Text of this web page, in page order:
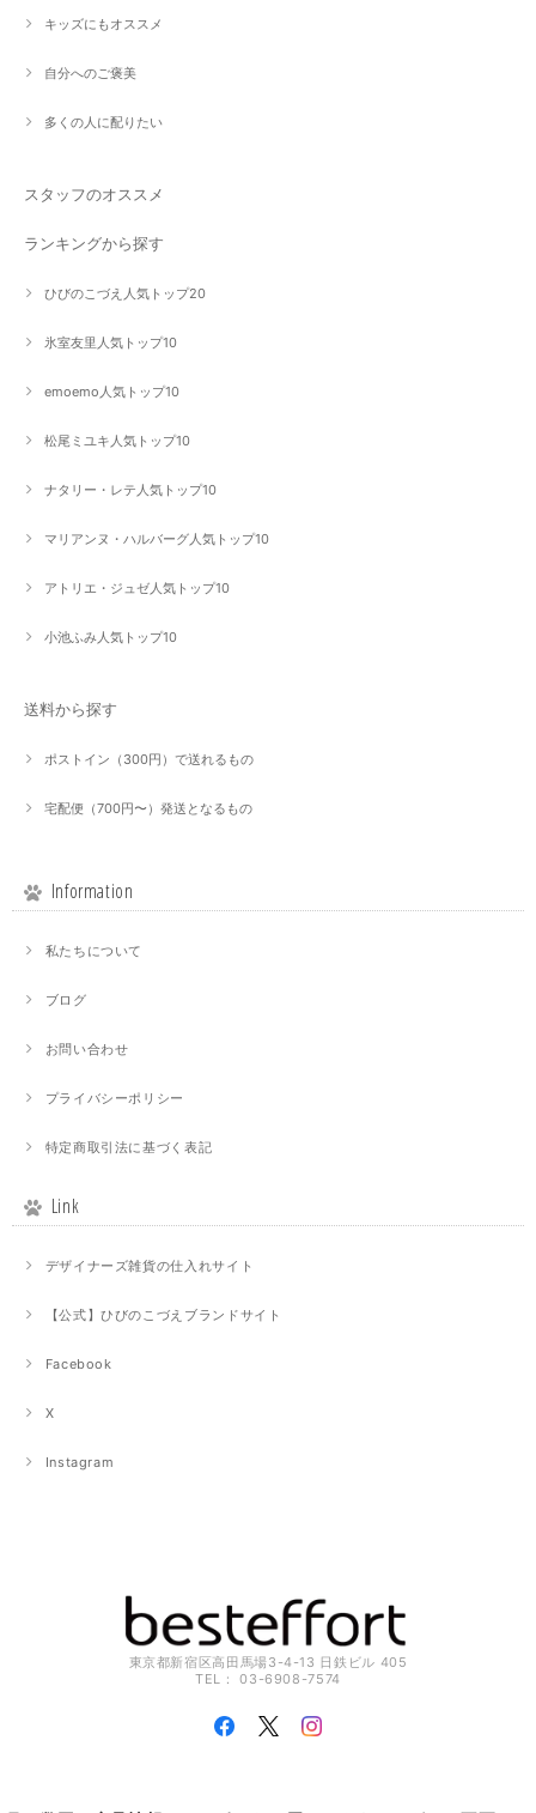
キッズにもオススメ
自分へのご褒美
多くの人に配りたい
スタッフのオススメ
ランキングから探す
ひびのこづえ人気トップ20
氷室友里人気トップ10
emoemo人気トップ10
松尾ミユキ人気トップ10
ナタリー・レテ人気トップ10
マリアンヌ・ハルバーグ人気トップ10
アトリエ・ジュゼ人気トップ10
小池ふみ人気トップ10
送料から探す
ポストイン（300円）で送れるもの
宅配便（700円〜）発送となるもの
Information
私たちについて
ブログ
お問い合わせ
プライバシーポリシー
特定商取引法に基づく表記
Link
デザイナーズ雑貨の仕入れサイト
【公式】ひびのこづえブランドサイト
Facebook
X
Instagram
東京都新宿区高田馬場3-4-13 日鉄ビル 405
TEL： 03-6908-7574